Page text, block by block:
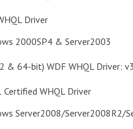
Driver
2000SP4 & Server2003
& 64-bit) WDF WHQL Driver:
Certified WHQL Driver
Server2008/Server2008R2/